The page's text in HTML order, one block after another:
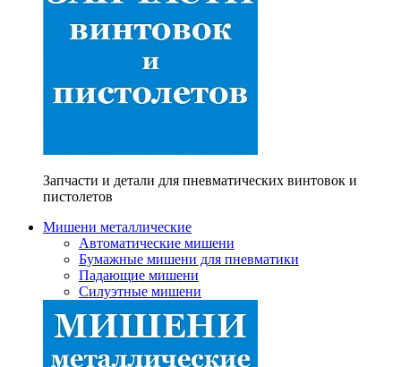
Запчасти и детали для пневматических винтовок и
пистолетов
Мишени металлические
Автоматические мишени
Бумажные мишени для пневматики
Падающие мишени
Силуэтные мишени